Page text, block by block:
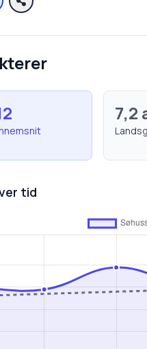
7,2
tid